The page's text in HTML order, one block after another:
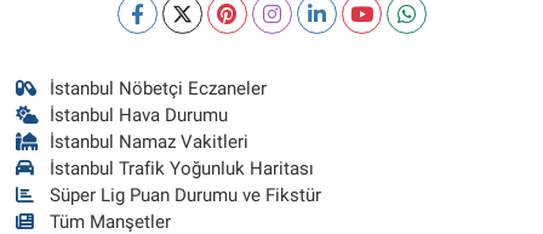
İstanbul Nöbetçi Eczaneler
İstanbul Hava Durumu
İstanbul Namaz Vakitleri
İstanbul Trafik Yoğunluk Haritası
Süper Lig Puan Durumu ve Fikstür
Tüm Manşetler